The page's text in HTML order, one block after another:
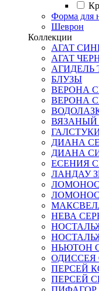
Форма для
Шеврон
Коллекции
АГАТ
АГАТ
АГИДЕЛЬ
БЛУЗЫ
ВЕРОНА
ВЕРОНА
ДИАНА
ДИАНА
ЕСЕНИЯ
ЛАНДАУ
НЕВА
НЬЮТОН
ОДИССЕЯ
ПЕРСЕЙ
ПЕРСЕЙ